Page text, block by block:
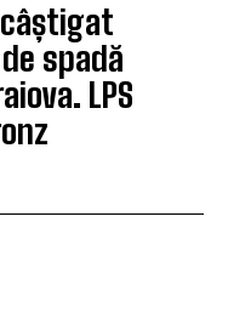
câștigat
spadă
LPS